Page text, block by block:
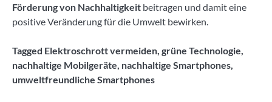
Förderung von Nachhaltigkeit beitragen und damit eine
positive Veränderung für die Umwelt bewirken.
Tagged Elektroschrott vermeiden, grüne Technologie,
nachhaltige Mobilgeräte, nachhaltige Smartphones,
umweltfreundliche Smartphones